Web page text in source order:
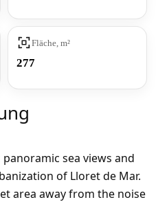
Fläche, m²
277
sea views and
of Lloret de Mar.
area away from the noise